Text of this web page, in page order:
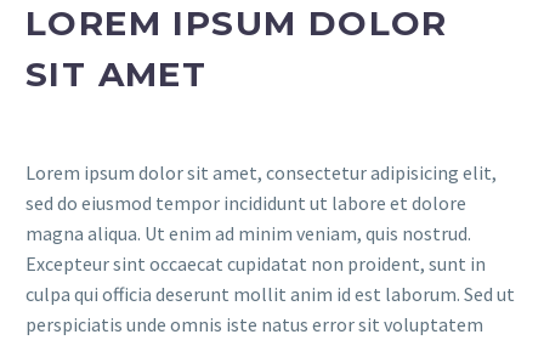
LOREM IPSUM DOLOR
SIT AMET
Lorem ipsum dolor sit amet, consectetur adipisicing elit,
sed do eiusmod tempor incididunt ut labore et dolore
magna aliqua. Ut enim ad minim veniam, quis nostrud.
Excepteur sint occaecat cupidatat non proident, sunt in
culpa qui officia deserunt mollit anim id est laborum. Sed ut
perspiciatis unde omnis iste natus error sit voluptatem